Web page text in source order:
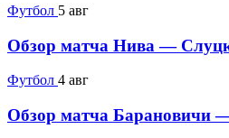
Футбол 5 авг
Обзор матча Нива —
Футбол 4 авг
Обзор матча Барановичи